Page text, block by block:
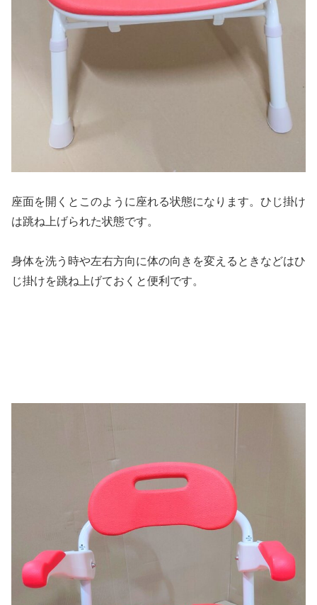
座面を開くとこのように座れる状態になります。ひじ掛け
は跳ね上げられた状態です。
身体を洗う時や左右方向に体の向きを変えるときなどはひ
じ掛けを跳ね上げておくと便利です。